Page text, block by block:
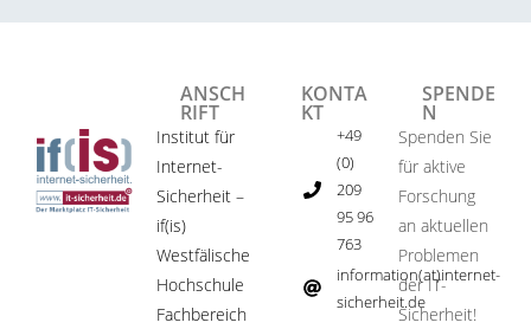
ANSCH
RIFT
Institut für
Internet-
Sicherheit –
if(is)
Westfälische
Hochschule
Fachbereich
KONTA
KT
+49
(0)
209
95 96
763
information(at)internet-
sicherheit.de ​
SPENDE
N
Spenden Sie
für aktive
Forschung
an aktuellen
Problemen
der IT-
Sicherheit!​